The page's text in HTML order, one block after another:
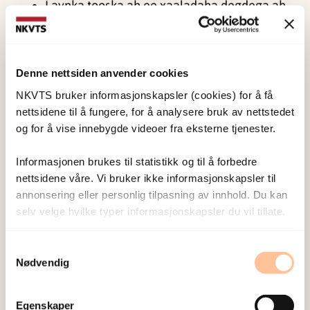
Denne nettsiden anvender cookies
NKVTS bruker informasjonskapsler (cookies) for å få
nettsidene til å fungere, for å analysere bruk av nettstedet
og for å vise innebygde videoer fra eksterne tjenester.
Informasjonen brukes til statistikk og til å forbedre
nettsidene våre. Vi bruker ikke informasjonskapsler til
annonsering eller personlig tilpasning av innhold. Du kan
selv velge hvilke typer informasjonskapsler du vil tillate.
Nødvendig
Egenskaper
Laynka tooska ah ee xaaladaha degdega ah
ee carruurta iyo dhalin yarada, wac 116 111
Laanqeerta Cas ee dhalinta 18 ka yar: Wac
Si det med ord
ee wada sheekaysiga iyo
kullanka oonleenka ah
Qoyska
Sidee ayuu cudurka korona
xanuunsan karaa
Norway waxay ku jirta xaalad degdeg ah